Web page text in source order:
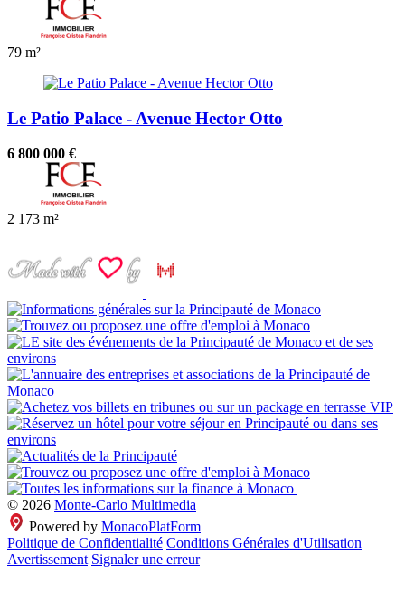
79 m²
Le Patio Palace - Avenue Hector Otto
6 800 000 €
2 173 m²
© 2026 Monte-Carlo Multimedia
Powered by MonacoPlatForm
Politique de Confidentialité Conditions Générales d'Utilisation
Avertissement Signaler une erreur